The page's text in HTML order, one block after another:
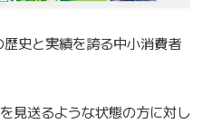
史と実績を誇る中小消費者
見送るような状態の方に対し